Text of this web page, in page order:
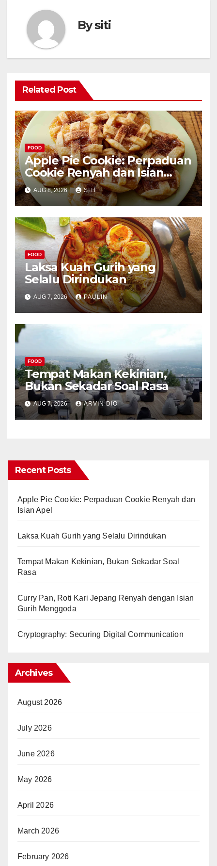
Bysiti
Related Post
FOOD
Apple Pie Cookie: Perpaduan
Cookie Renyah dan Isian
Apel
AUG 8, 2026 SITI
FOOD
Laksa Kuah Gurih yang
Selalu Dirindukan
AUG 7, 2026 PAULIN
FOOD
Tempat Makan Kekinian,
Bukan Sekadar Soal Rasa
AUG 7, 2026 ARVIN DIO
Recent Posts
Apple Pie Cookie: Perpaduan Cookie Renyah dan
Isian Apel
Laksa Kuah Gurih yang Selalu Dirindukan
Tempat Makan Kekinian, Bukan Sekadar Soal
Rasa
Curry Pan, Roti Kari Jepang Renyah dengan Isian
Gurih Menggoda
Cryptography: Securing Digital Communication
Archives
August 2026
July 2026
June 2026
May 2026
April 2026
March 2026
February 2026